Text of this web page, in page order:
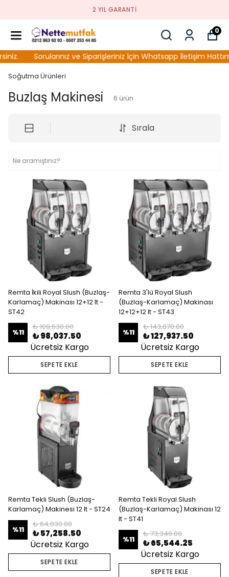
2 YIL GARANTI
0
Sorularınız ve Siparişleriniz İçin Whatsapp İletişim
Soğutma Ürünleri
Buzlaş Makinesi 6 ürün
Sırala
Remta İkili Royal Slush (Buzlaş-
Karlamaç) Makinası 12+12 lt -
ST42
%11
₺ 109,630.00
₺ 98,037.50
Ücretsiz Kargo
SEPETE EKLE
Remta 3'lü Royal Slush
(Buzlaş-Karlamaç) Makinası
12+12+12 lt - ST43
%11
₺ 143,070.00
₺ 127,937.50
Ücretsiz Kargo
SEPETE EKLE
Remta Tekli Slush (Buzlaş-
Karlamaç) Makinesi 12 lt - ST24
%11
₺ 64,030.00
₺ 57,258.50
Ücretsiz Kargo
SEPETE EKLE
Remta Tekli Royal Slush
(Buzlaş-Karlamaç) Makinası 12
lt - ST41
%11
₺ 73,340.00
₺ 65,544.25
Ücretsiz Kargo
SEPETE EKLE